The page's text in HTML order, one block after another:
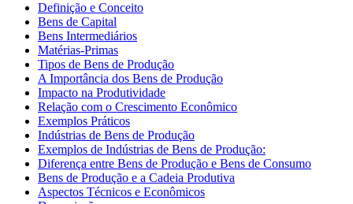
Definição e Conceito
Bens de Capital
Bens Intermediários
Matérias-Primas
Tipos de Bens de Produção
A Importância dos Bens de Produção
Impacto na Produtividade
Relação com o Crescimento Econômico
Exemplos Práticos
Indústrias de Bens de Produção
Exemplos de Indústrias de Bens de Produção:
Diferença entre Bens de Produção e Bens de Consumo
Bens de Produção e a Cadeia Produtiva
Aspectos Técnicos e Econômicos